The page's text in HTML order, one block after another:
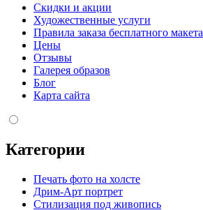
Скидки и акции
Художественные услуги
Правила заказа бесплатного макета
Цены
Отзывы
Галерея образов
Блог
Карта сайта
Категории
Печать фото на холсте
Дрим-Арт портрет
Стилизация под живопись